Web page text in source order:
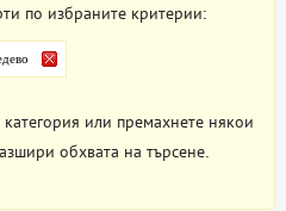
по избраните критерии:
или премахнете някои
обхвата на търсене.